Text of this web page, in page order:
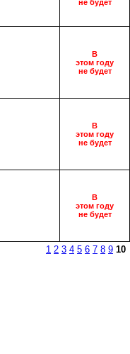
не будет
В
этом году
не будет
В
этом году
не будет
В
этом году
не будет
1 2 3 4 5 6 7 8 9 10